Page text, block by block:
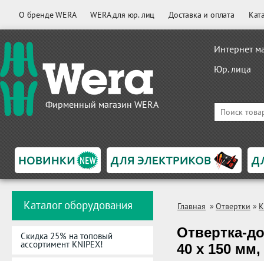
О бренде WERA WERA для юр. лиц Доставка и оплата
Фирменный магазин WERA
Интернет
Юр. лица
Каталог оборудования
Скидка 25% на топовый
ассортимент KNIPEX!
Главная » Отвертки »
Отвертка-
40 x 150 мм,